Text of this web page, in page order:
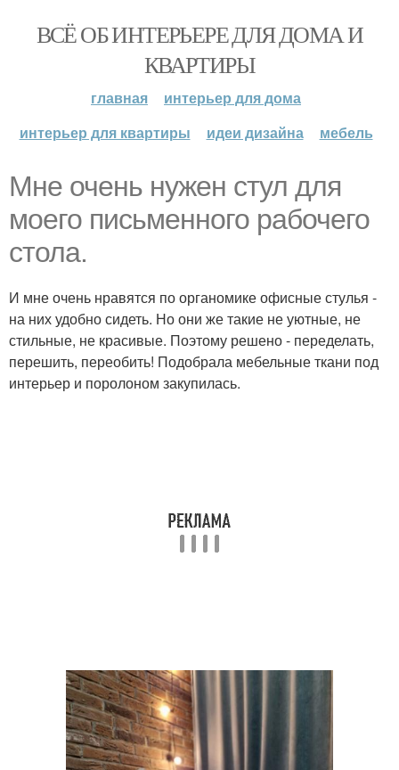
ВСЁ ОБ ИНТЕРЬЕРЕ ДЛЯ ДОМА И
КВАРТИРЫ
главная
интерьер для дома
интерьер для квартиры
идеи дизайна мебель
Мне очень нужен стул для
моего письменного рабочего
стола.
И мне очень нравятся по органомике офисные стулья -
на них удобно сидеть. Но они же такие не уютные, не
стильные, не красивые. Поэтому решено - переделать,
перешить, переобить! Подобрала мебельные ткани под
интерьер и поролоном закупилась.